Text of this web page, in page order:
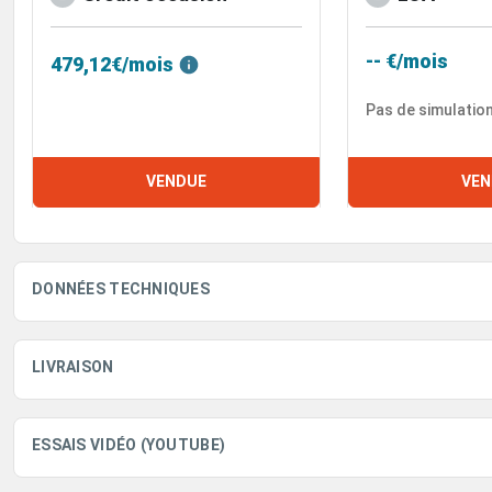
479,12€/mois
VENDUE
-- €/mois
Pas de
DONNÉES TECHNIQUES
LIVRAISON
ESSAIS VIDÉO (YOUTUBE)